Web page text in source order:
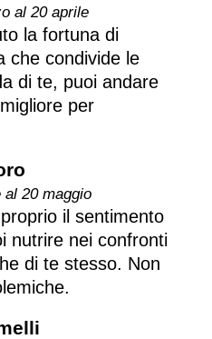
al 20 aprile
la fortuna di
che condivide le
di te, puoi andare
per
al 20 maggio
il sentimento
nutrire nei confronti
di te stesso. Non